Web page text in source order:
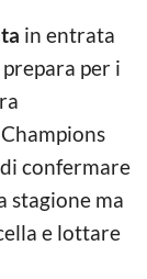
in entrata
per i
confermare
stagione ma
e lottare